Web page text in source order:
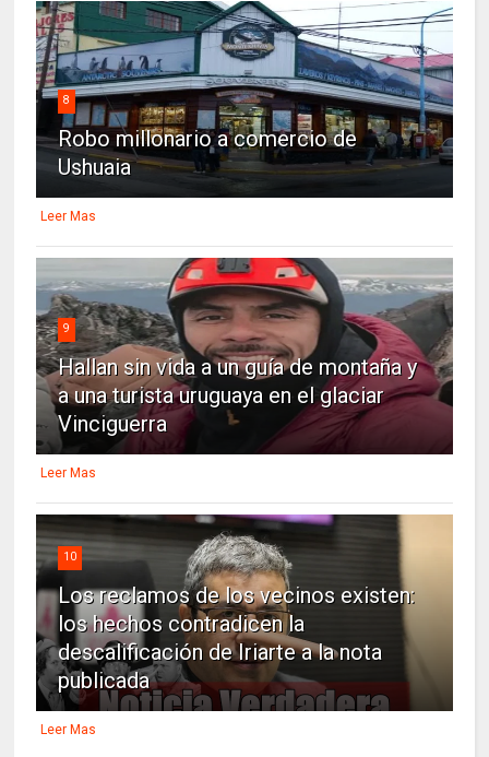
8
Robo millonario a comercio de
Ushuaia
Leer Mas
9
Hallan sin vida a un guía de montaña y
a una turista uruguaya en el glaciar
Vinciguerra
Leer Mas
10
Los reclamos de los vecinos existen:
los hechos contradicen la
descalificación de Iriarte a la nota
publicada
Leer Mas